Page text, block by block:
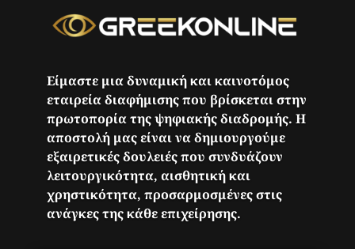
Είμαστε μια δυναμική και καινοτόμος
εταιρεία διαφήμισης που βρίσκεται στην
πρωτοπορία της ψηφιακής διαδρομής. Η
αποστολή μας είναι να δημιουργούμε
εξαιρετικές δουλειές που συνδυάζουν
λειτουργικότητα, αισθητική και
χρηστικότητα, προσαρμοσμένες στις
ανάγκες της κάθε επιχείρησης.